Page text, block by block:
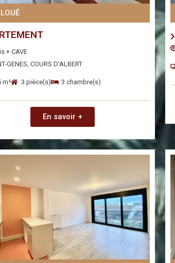
+ CAVE
GENES, COURS D'ALBERT
m² 3 pièce(s) 3 chambre(s)
En savoir +